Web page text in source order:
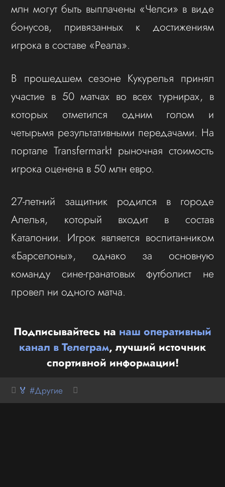
млн могут быть выплачены «Челси» в виде
бонусов, привязанных к достижениям
игрока в составе «Реала».
В прошедшем сезоне Кукурелья принял
участие в 50 матчах во всех турнирах, в
которых отметился одним голом и
четырьмя результативными передачами. На
портале Transfermarkt рыночная стоимость
игрока оценена в 50 млн евро.
27-летний защитник родился в городе
Алелья, который входит в состав
Каталонии. Игрок является воспитанником
«Барселоны», однако за основную
команду сине-гранатовых футболист не
провел ни одного матча.
Подписывайтесь на наш оперативный
канал в Телеграм, лучший источник
спортивной информации!
🏅 #Другие